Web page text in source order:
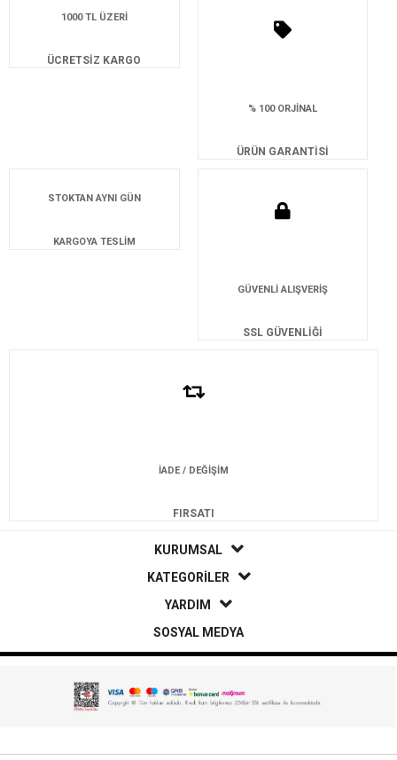
1000 TL ÜZERİ
ÜCRETSİZ KARGO
% 100 ORJİNAL
ÜRÜN GARANTİSİ
STOKTAN AYNI GÜN
KARGOYA TESLİM
GÜVENLİ ALIŞVERİŞ
SSL GÜVENLİĞİ
İADE / DEĞİŞİM
FIRSATI
KURUMSAL
KATEGORİLER
YARDIM
SOSYAL MEDYA